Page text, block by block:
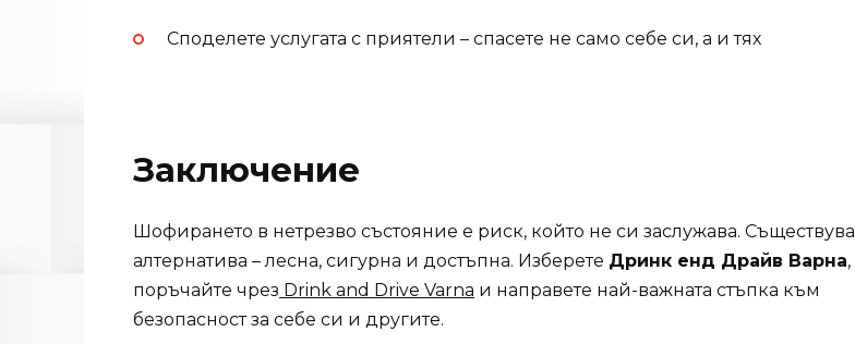
Споделете услугата с приятели – спасете не само себе си, а и тях
Заключение
Шофирането в нетрезво състояние е риск, който не си заслужава. Съществува
алтернатива – лесна, сигурна и достъпна. Изберете Дринк енд Драйв Варна,
поръчайте чрез Drink and Drive Varna и направете най-важната стъпка към
безопасност за себе си и другите.